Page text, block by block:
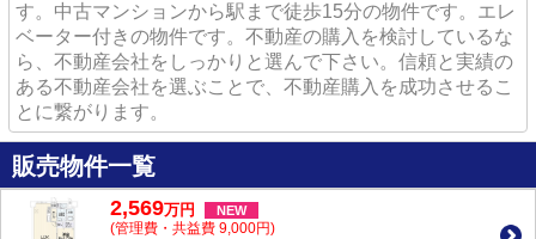
す。中古マンションから駅まで徒歩15分の物件です。エレ
ベーター付きの物件です。不動産の購入を検討しているな
ら、不動産会社をしっかりと選んで下さい。信頼と実績の
ある不動産会社を選ぶことで、不動産購入を成功させるこ
とに繋がります。
販売物件一覧
2,569万円 NEW
(管理費・共益費 9,000円)